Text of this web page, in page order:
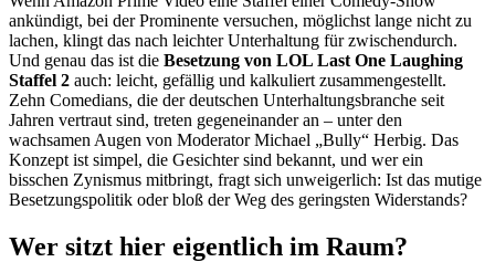
ankündigt, bei der Prominente versuchen, möglichst lange nicht zu
lachen, klingt das nach leichter Unterhaltung für zwischendurch.
Und genau das ist die Besetzung von LOL Last One Laughing
Staffel 2 auch: leicht, gefällig und kalkuliert zusammengestellt.
Zehn Comedians, die der deutschen Unterhaltungsbranche seit
Jahren vertraut sind, treten gegeneinander an – unter den
wachsamen Augen von Moderator Michael „Bully“ Herbig. Das
Konzept ist simpel, die Gesichter sind bekannt, und wer ein
bisschen Zynismus mitbringt, fragt sich unweigerlich: Ist das mutige
Besetzungspolitik oder bloß der Weg des geringsten Widerstands?
Wer sitzt hier eigentlich im Raum?